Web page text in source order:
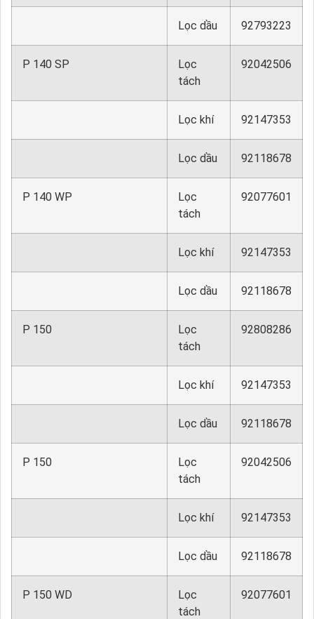
Lọc dầu 92793223
P 140 SP
Lọc
tách
92042506
Lọc khí 92147353
Lọc dầu 92118678
P 140 WP
Lọc
tách
92077601
Lọc khí 92147353
Lọc dầu 92118678
P 150
Lọc
tách
92808286
Lọc khí 92147353
Lọc dầu 92118678
P 150
Lọc
tách
92042506
Lọc khí 92147353
Lọc dầu 92118678
P 150 WD
Lọc
tách
92077601